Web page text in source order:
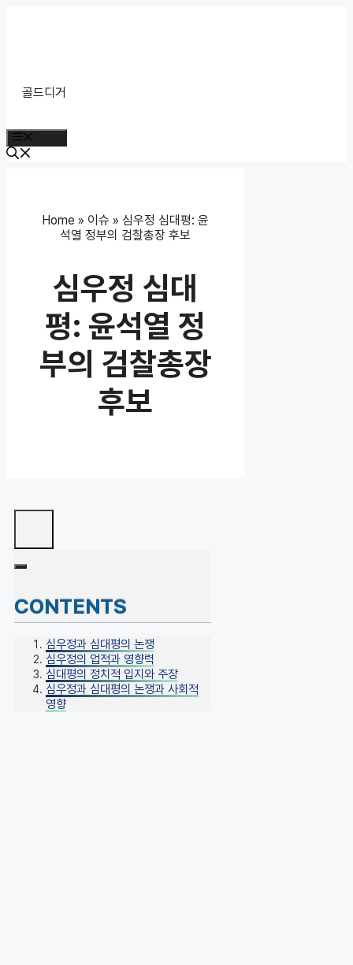
골드디거
Home » 이슈 » 심우정 심대평: 윤
석열 정부의 검찰총장 후보
심우정 심대
평: 윤석열 정
부의 검찰총장
후보
CONTENTS
심우정과 심대평의 논쟁
심우정의 업적과 영향력
심대평의 정치적 입지와 주장
심우정과 심대평의 논쟁과 사회적
영향